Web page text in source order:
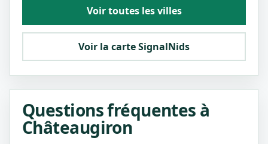
Voir toutes les villes
Voir la carte SignalNids
Questions fréquentes à
Châteaugiron